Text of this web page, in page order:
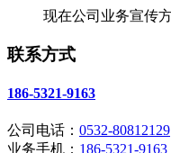
现在公司业务宣传
联系方式
186-5321-9163
公司电话： 0532-80812129
业务手机： 186-5321-9163